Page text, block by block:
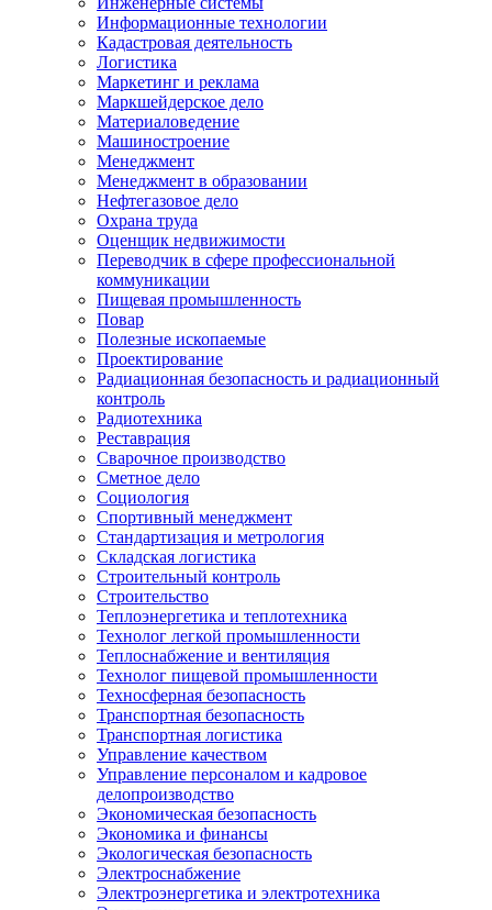
Информационные технологии
Кадастровая деятельность
Логистика
Маркетинг и реклама
Маркшейдерское дело
Материаловедение
Машиностроение
Менеджмент
Менеджмент в образовании
Нефтегазовое дело
Охрана труда
Оценщик недвижимости
Переводчик в сфере профессиональной
коммуникации
Пищевая промышленность
Повар
Полезные ископаемые
Проектирование
Радиационная безопасность и радиационный
контроль
Радиотехника
Реставрация
Сварочное производство
Сметное дело
Социология
Спортивный менеджмент
Стандартизация и метрология
Складская логистика
Строительный контроль
Строительство
Теплоэнергетика и теплотехника
Технолог легкой промышленности
Теплоснабжение и вентиляция
Технолог пищевой промышленности
Техносферная безопасность
Транспортная безопасность
Транспортная логистика
Управление качеством
Управление персоналом и кадровое
делопроизводство
Экономическая безопасность
Экономика и финансы
Экологическая безопасность
Электроснабжение
Электроэнергетика и электротехника